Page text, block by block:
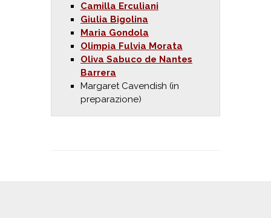
Camilla Erculiani
Giulia Bigolina
Maria Gondola
Olimpia Fulvia Morata
Oliva Sabuco de Nantes
Barrera
Margaret Cavendish (in
preparazione)